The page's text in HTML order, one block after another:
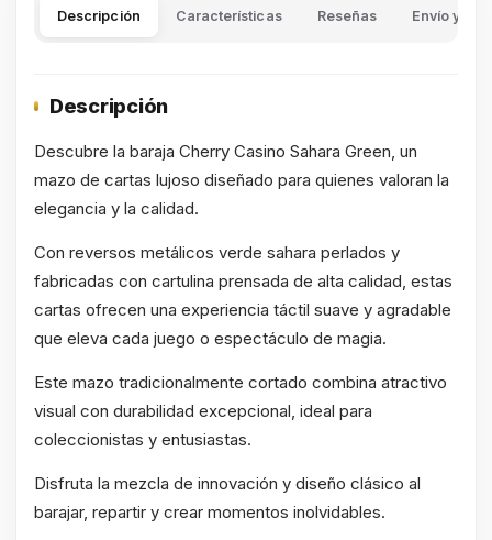
Descripción Características Reseñas Envío y
Descripción
Descubre la baraja Cherry Casino Sahara Green, un
mazo de cartas lujoso diseñado para quienes valoran la
elegancia y la calidad.
Con reversos metálicos verde sahara perlados y
fabricadas con cartulina prensada de alta calidad, estas
cartas ofrecen una experiencia táctil suave y agradable
que eleva cada juego o espectáculo de magia.
Este mazo tradicionalmente cortado combina atractivo
visual con durabilidad excepcional, ideal para
coleccionistas y entusiastas.
Disfruta la mezcla de innovación y diseño clásico al
barajar, repartir y crear momentos inolvidables.